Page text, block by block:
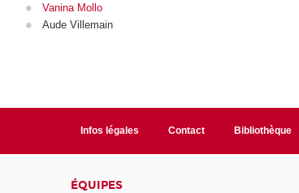
Vanina Mollo
Aude Villemain
Infos légales Contact Bibliothèque
ÉQUIPES